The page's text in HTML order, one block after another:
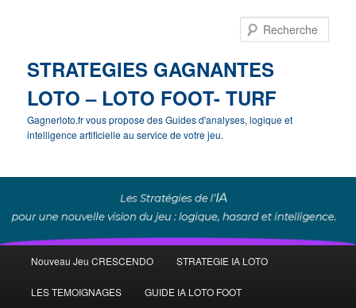
STRATEGIES GAGNANTES
LOTO – LOTO FOOT- TURF
Gagnerloto.fr vous propose des Guides d'analyses, logique et
intelligence artificielle au service de votre jeu.
principal
Aller
au
Nouveau Jeu CRESCENDO STRATEGIE IA LOTO
LES TEMOIGNAGES GUIDE IA LOTO FOOT